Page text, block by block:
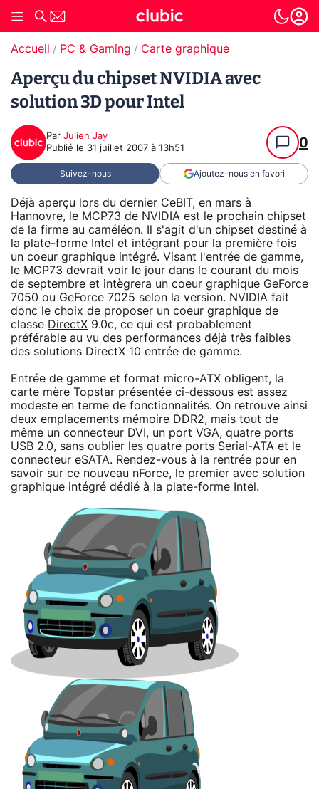
Accueil PC & Gaming Carte graphique
Aperçu du chipset NVIDIA avec
solution 3D pour Intel
Par Julien Jay
Publié le 31 juillet 2007 à 13h51 0
Suivez-nous Ajoutez-nous en favori
Déjà aperçu lors du dernier CeBIT, en mars à
Hannovre, le MCP73 de NVIDIA est le prochain chipset
de la firme au caméléon. Il s'agit d'un chipset destiné à
la plate-forme Intel et intégrant pour la première fois
un coeur graphique intégré. Visant l'entrée de gamme,
le MCP73 devrait voir le jour dans le courant du mois
de septembre et intègrera un coeur graphique GeForce
7050 ou GeForce 7025 selon la version. NVIDIA fait
donc le choix de proposer un coeur graphique de
classe DirectX 9.0c, ce qui est probablement
préférable au vu des performances déjà très faibles
des solutions DirectX 10 entrée de gamme.
Entrée de gamme et format micro-ATX obligent, la
carte mère Topstar présentée ci-dessous est assez
modeste en terme de fonctionnalités. On retrouve ainsi
deux emplacements mémoire DDR2, mais tout de
même un connecteur DVI, un port VGA, quatre ports
USB 2.0, sans oublier les quatre ports Serial-ATA et le
connecteur eSATA. Rendez-vous à la rentrée pour en
savoir sur ce nouveau nForce, le premier avec solution
graphique intégré dédié à la plate-forme Intel.